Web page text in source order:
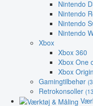
Nintendo
Nintendo
Nintendo
Nintendo
Xbox
Xbox 360
Xbox One
Xbox
Gamingtilbehør
Retrokonsoller